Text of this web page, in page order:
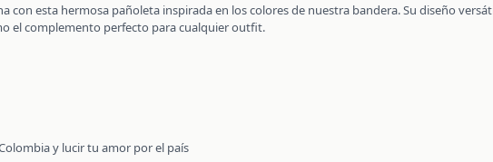
con esta hermosa pañoleta inspirada en los colores de nuestra bandera. Su diseño
el complemento perfecto para cualquier outfit.
y lucir tu amor por el país